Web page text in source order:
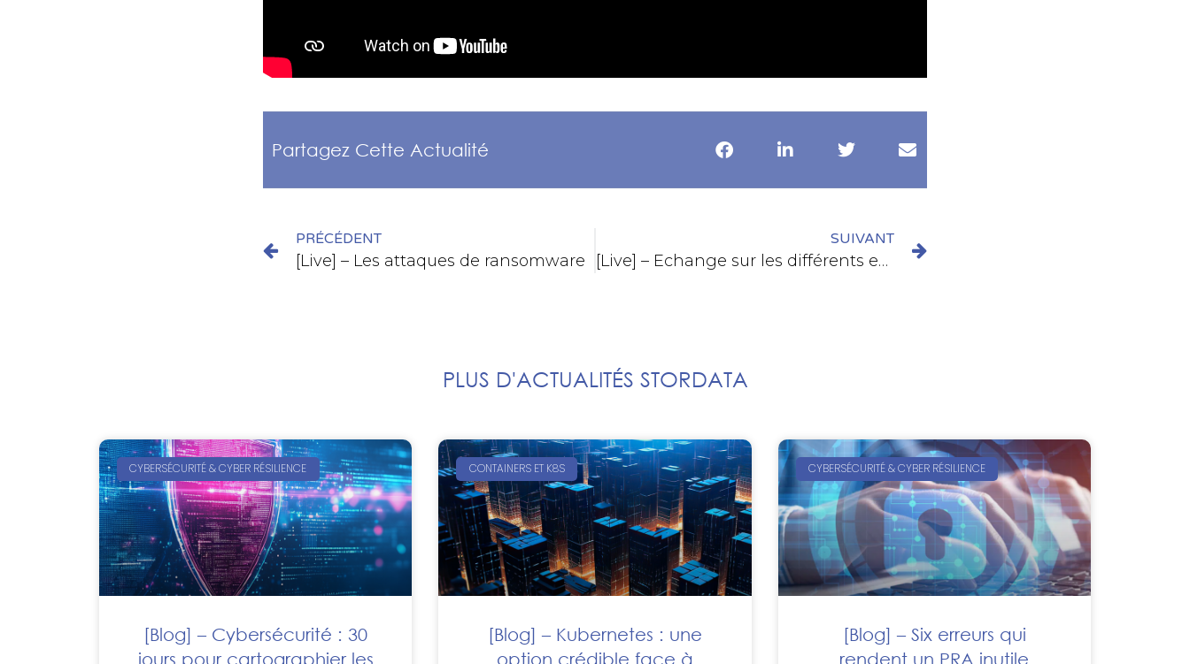
Partagez Cette Actualité
PRÉCÉDENT
[Live] – Les attaques de ransomware
SUIVANT
[Live] – Echange sur les différents enjeux en matière de sécurisation des données
PLUS D'ACTUALITÉS STORDATA
CYBERSÉCURITÉ & CYBER RÉSILIENCE
[Blog] – Cybersécurité : 30
jours pour cartographier les
CONTAINERS ET K8S
[Blog] – Kubernetes : une
option crédible face à
CYBERSÉCURITÉ & CYBER RÉSILIENCE
[Blog] – Six erreurs qui
rendent un PRA inutile